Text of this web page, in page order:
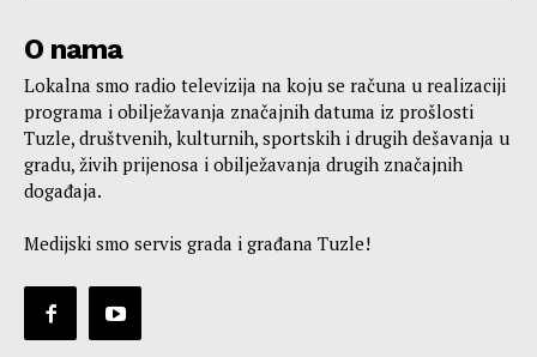
O nama
Lokalna smo radio televizija na koju se računa u realizaciji
programa i obilježavanja značajnih datuma iz prošlosti
Tuzle, društvenih, kulturnih, sportskih i drugih dešavanja u
gradu, živih prijenosa i obilježavanja drugih značajnih
događaja.
Medijski smo servis grada i građana Tuzle!